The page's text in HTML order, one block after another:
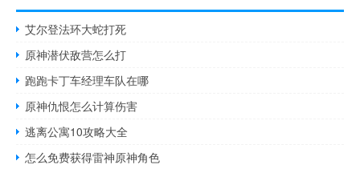
艾尔登法环大蛇打死
原神潜伏敌营怎么打
跑跑卡丁车经理车队在哪
原神仇恨怎么计算伤害
逃离公寓10攻略大全
怎么免费获得雷神原神角色